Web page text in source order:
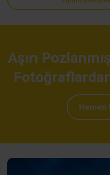
Aşırı
Fotoğraflardan
Hemen